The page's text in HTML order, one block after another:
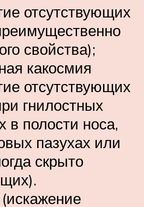
отсутствующих
свойства);
какосмия
отсутствующих
гнилостных
в полости носа,
пазухах или
скрыто